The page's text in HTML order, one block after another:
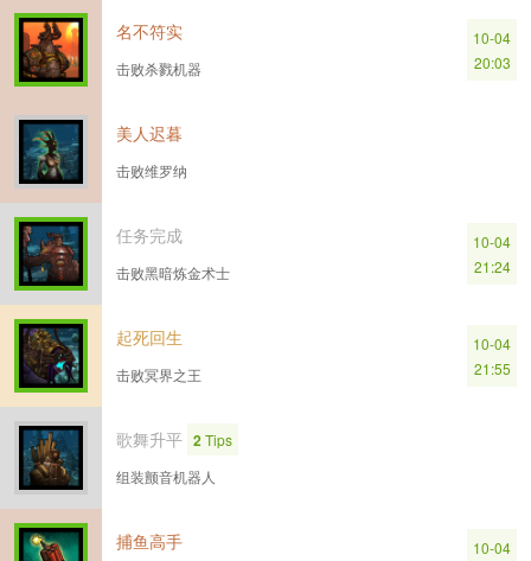
名不符实
击败杀戮机器
10-04
20:03
美人迟暮
击败维罗纳
任务完成
击败黑暗炼金术士
10-04
21:24
起死回生
击败冥界之王
10-04
21:55
歌舞升平 2Tips
组装颤音机器人
捕鱼高手
10-04